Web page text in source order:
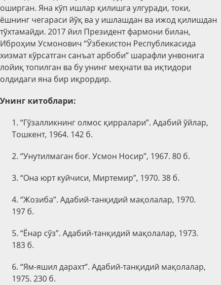
оширган. Яна кўп ишлар қилишга улгуради, токи,
ёшнинг чегараси йўқ ва у ишлашдан ва ижод қилишдан
тўхтамайди. 2017 йил Президент фармони билан,
Иброҳим Усмонович “Ўзбекистон Республикасида
хизмат кўрсатган санъат арбоби” шарафли унвонига
лойиқ топилган ва бу унинг меҳнати ва иқтидори
олдидаги яна бир иқрордир.
Унинг китоблари:
1. “Гўзалликнинг олмос қирралари”. Адабий ўйлар,
Тошкент, 1964. 142 б.
2. “Унутилмаган боғ. Усмон Носир”, 1967. 80 б.
3. “Она юрт куйчиси, Миртемир”, 1970. 38 б.
4. “Жозиба”. Адабий-танқидий мақолалар, 1970.
197 б.
5. “Ёнар сўз”. Адабий-танқидий мақолалар, 1973.
183 б.
6. “Ям-яшил дарахт”. Адабий-танқидий мақолалар,
1975. 230 б.